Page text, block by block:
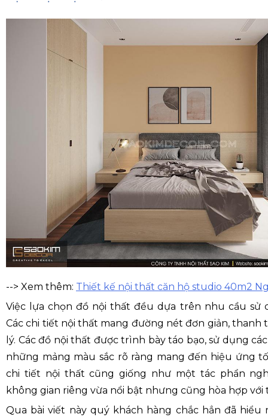
--> Xem thêm: Thiết kế nội thất căn hộ studio 40m2
Việc lựa chọn đồ nội thất đều dựa trên nhu cầu sử
Các chi tiết nội thất mang đường nét đơn giản, thanh
lý. Các đồ nội thất được trình bày táo bạo, sử dụng
những mảng màu sắc rõ ràng mang đến hiệu ứng
chi tiết nội thất cũng giống như một tác phẩn
không gian riêng vừa nổi bật nhưng cũng hòa hợp với
Qua bài viết này quý khách hàng chắc hẳn đã hiểu